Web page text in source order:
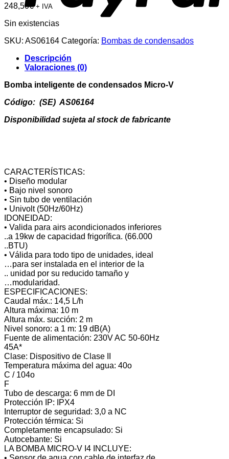
248,50€ + IVA
Sin existencias
SKU: AS06164 Categoría: Bombas de condensados
Descripción
Valoraciones (0)
Bomba inteligente de condensados Micro-V
Código: (SE) AS06164
Disponibilidad sujeta al stock de fabricante
CARACTERÍSTICAS:
• Diseño modular
• Bajo nivel sonoro
• Sin tubo de ventilación
• Univolt (50Hz/60Hz)
IDONEIDAD:
• Valida para airs acondicionados inferiores
..a 19kw de capacidad frigorífica. (66.000
..BTU)
• Válida para todo tipo de unidades, ideal
…para ser instalada en el interior de la
.. unidad por su reducido tamaño y
…modularidad.
ESPECIFICACIONES:
Caudal máx.: 14,5 L/h
Altura máxima: 10 m
Altura máx. succión: 2 m
Nivel sonoro: a 1 m: 19 dB(A)
Fuente de alimentación: 230V AC 50-60Hz
45A*
Clase: Dispositivo de Clase II
Temperatura máxima del agua: 40o
C / 104o
F
Tubo de descarga: 6 mm de DI
Protección IP: IPX4
Interruptor de seguridad: 3,0 a NC
Protección térmica: Si
Completamente encapsulado: Si
Autocebante: Si
LA BOMBA MICRO-V I4 INCLUYE: